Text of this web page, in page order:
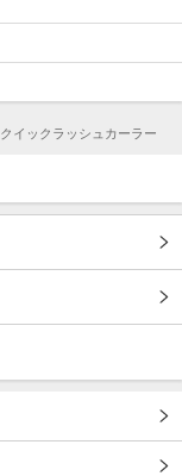
クイックラッシュカーラー